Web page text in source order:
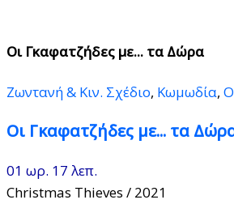
Οι Γκαφατζήδες με... τα Δώρα
Ζωντανή & Κιν. Σχέδιο, Κωμωδία,
Οι Γκαφατζήδες με... τα
01 ωρ. 17 λεπ.
Christmas Thieves / 2021